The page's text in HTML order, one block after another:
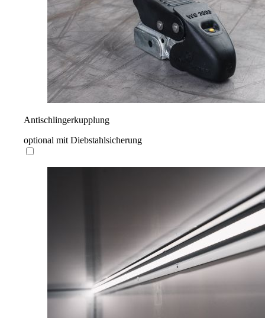
Antischlingerkupplung
optional mit Diebstahlsicherung